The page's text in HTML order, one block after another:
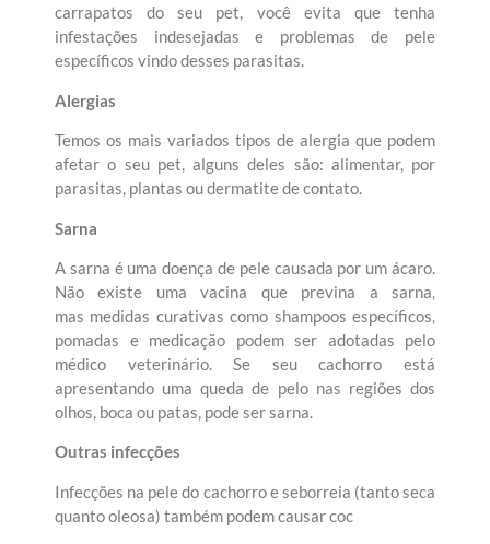
carrapatos do seu pet, você evita que tenha
infestações indesejadas e problemas de pele
específicos vindo desses parasitas.
Alergias
Temos os mais variados tipos de alergia que podem
afetar o seu pet, alguns deles são: alimentar, por
parasitas, plantas ou dermatite de contato.
Sarna
A sarna é uma doença de pele causada por um ácaro.
Não existe uma vacina que previna a sarna,
mas medidas curativas como shampoos específicos,
pomadas e medicação podem ser adotadas pelo
médico veterinário. Se seu cachorro está
apresentando uma queda de pelo nas regiões dos
olhos, boca ou patas, pode ser sarna.
Outras infecções
Infecções na pele do cachorro e seborreia (tanto seca
quanto oleosa) também podem causar coc